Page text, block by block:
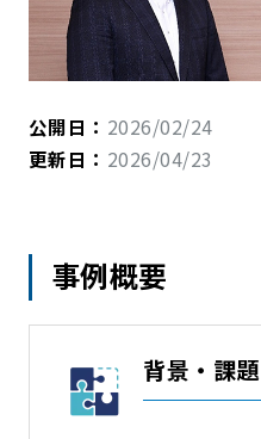
公開日： 2026/02/24
更新日： 2026/04/23
事例概要
背景・課題